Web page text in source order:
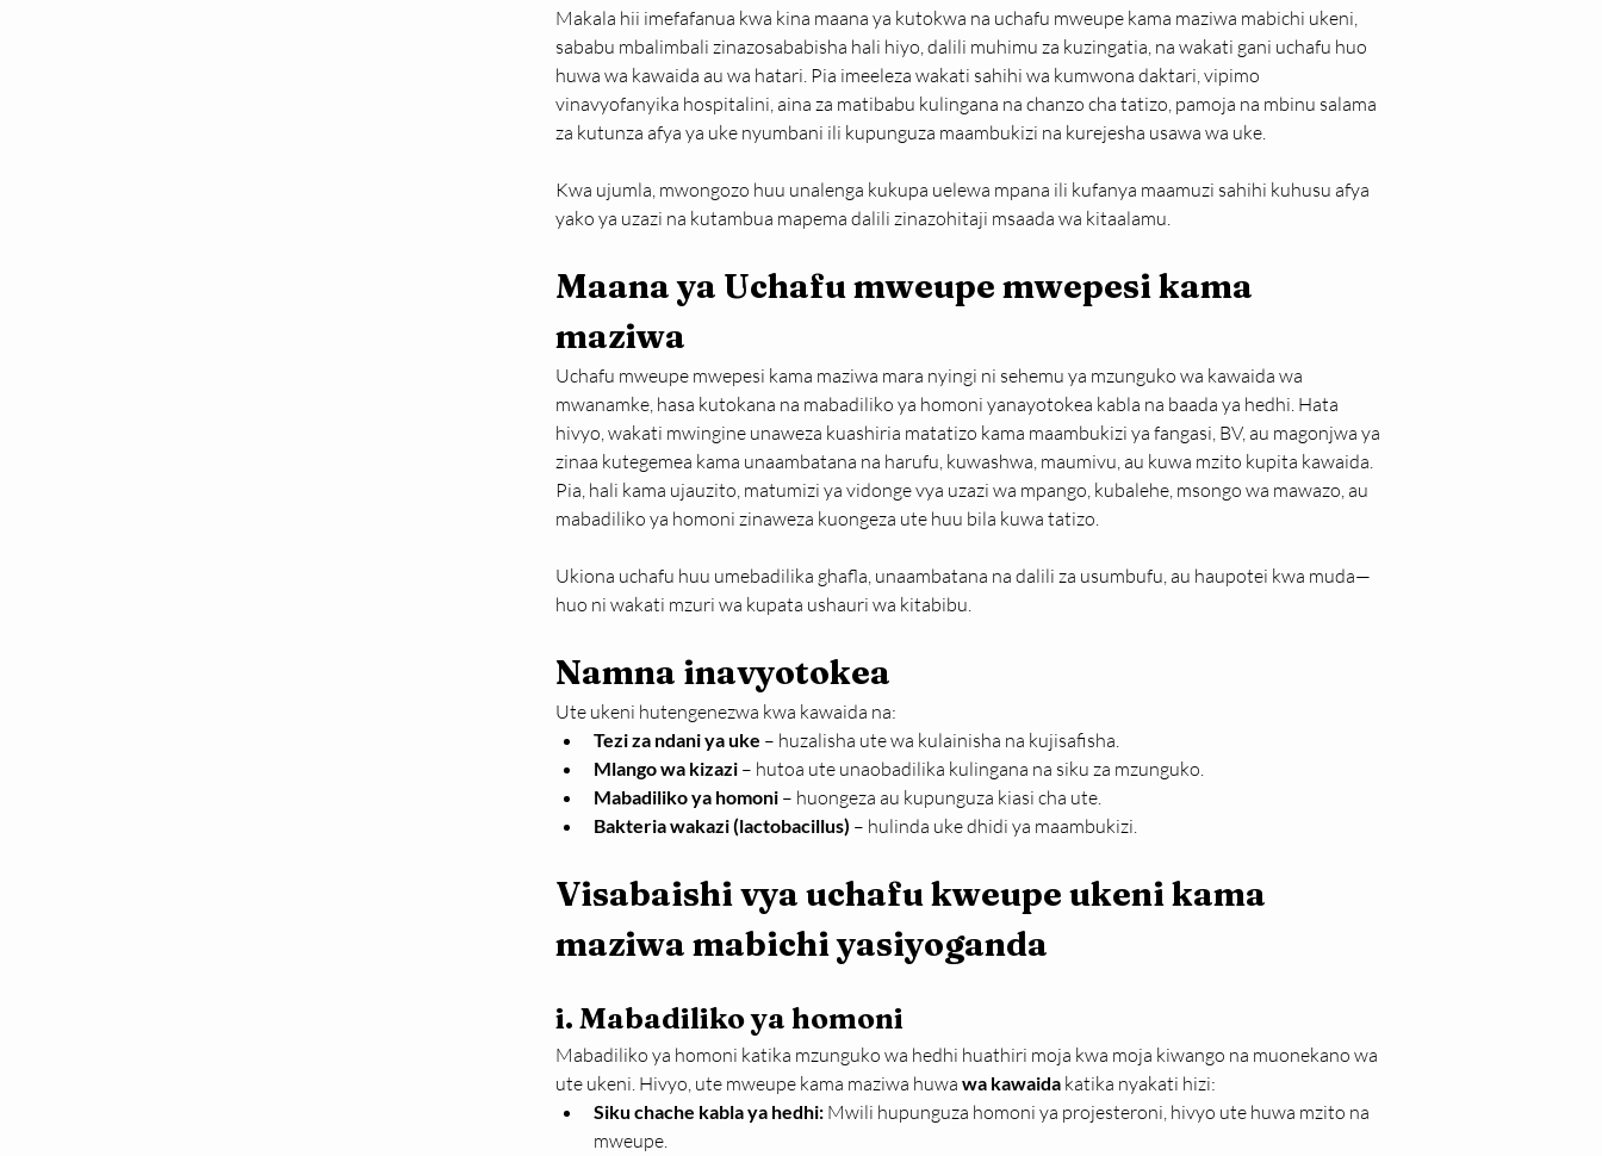
Makala hii imefafanua kwa kina maana ya kutokwa na uchafu mweupe kama maziwa mabichi ukeni,
sababu mbalimbali zinazosababisha hali hiyo, dalili muhimu za kuzingatia, na wakati gani uchafu huo
huwa wa kawaida au wa hatari. Pia imeeleza wakati sahihi wa kumwona daktari, vipimo
vinavyofanyika hospitalini, aina za matibabu kulingana na chanzo cha tatizo, pamoja na mbinu salama
za kutunza afya ya uke nyumbani ili kupunguza maambukizi na kurejesha usawa wa uke.
Kwa ujumla, mwongozo huu unalenga kukupa uelewa mpana ili kufanya maamuzi sahihi kuhusu afya
yako ya uzazi na kutambua mapema dalili zinazohitaji msaada wa kitaalamu.
Maana ya Uchafu mweupe mwepesi kama
maziwa
Uchafu mweupe mwepesi kama maziwa mara nyingi ni sehemu ya mzunguko wa kawaida wa
mwanamke, hasa kutokana na mabadiliko ya homoni yanayotokea kabla na baada ya hedhi. Hata
hivyo, wakati mwingine unaweza kuashiria matatizo kama maambukizi ya fangasi, BV, au magonjwa ya
zinaa kutegemea kama unaambatana na harufu, kuwashwa, maumivu, au kuwa mzito kupita kawaida.
Pia, hali kama ujauzito, matumizi ya vidonge vya uzazi wa mpango, kubalehe, msongo wa mawazo, au
mabadiliko ya homoni zinaweza kuongeza ute huu bila kuwa tatizo.
Ukiona uchafu huu umebadilika ghafla, unaambatana na dalili za usumbufu, au haupotei kwa muda—
huo ni wakati mzuri wa kupata ushauri wa kitabibu.
Namna inavyotokea
Ute ukeni hutengenezwa kwa kawaida na:
Tezi za ndani ya uke – huzalisha ute wa kulainisha na kujisafisha.
Mlango wa kizazi – hutoa ute unaobadilika kulingana na siku za mzunguko.
Mabadiliko ya homoni – huongeza au kupunguza kiasi cha ute.
Bakteria wakazi (lactobacillus) – hulinda uke dhidi ya maambukizi.
Visabaishi vya uchafu kweupe ukeni kama
maziwa mabichi yasiyoganda
i. Mabadiliko ya homoni
Mabadiliko ya homoni katika mzunguko wa hedhi huathiri moja kwa moja kiwango na muonekano wa
ute ukeni. Hivyo, ute mweupe kama maziwa huwa wa kawaida katika nyakati hizi:
Siku chache kabla ya hedhi: Mwili hupunguza homoni ya projesteroni, hivyo ute huwa mzito na
mweupe.